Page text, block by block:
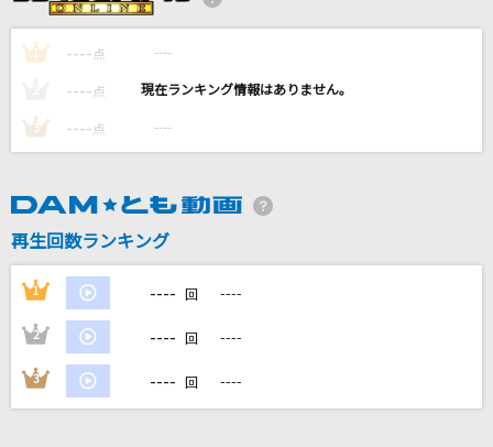
ダンスロボットダンス
ナユタン星人
岩本公水
CHiCO with HoneyWorks
[生音]サマータイムシンデレラ
緑黄色社会
恋のフーガ
ザ・ピーナッツ
1 ---- 点 ----
---- 点 ----
3 ---- 点 ----
再生回数ランキング
1 ---- 回 ----
2 ---- 回 ----
3 ---- 回 ----